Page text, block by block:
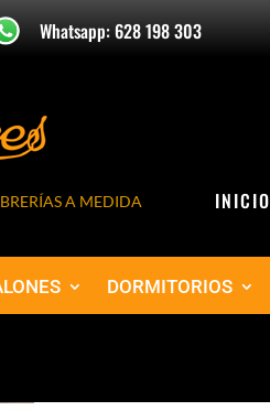
Whatsapp: 628 198 303
A MEDIDA INICIO
DORMITORIOS